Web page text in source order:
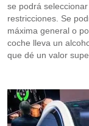
se podrá
restricciones. Se
máxima general o
coche lleva un
que dé un valor